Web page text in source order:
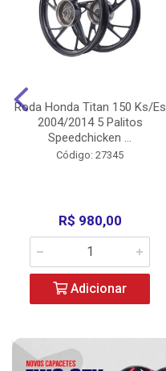
Roda Honda Titan 150 Ks/Es
2004/2014 5 Palitos
Speedchicken ...
Código: 27345
R$ 980,00
Adicionar